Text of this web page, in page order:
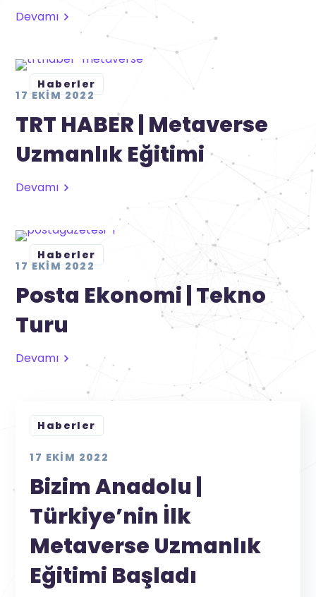
Devamı
Haberler
17 EKIM 2022
TRT HABER | Metaverse
Uzmanlık Eğitimi
Devamı
Haberler
17 EKIM 2022
Posta Ekonomi | Tekno
Turu
Devamı
Haberler
17 EKIM 2022
Bizim Anadolu |
Türkiye’nin İlk
Metaverse Uzmanlık
Eğitimi Başladı